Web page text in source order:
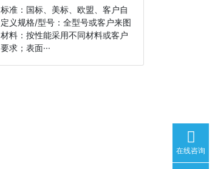
标准：国标、美标、欧盟、客户自
定义规格/型号：全型号或客户来图
材料：按性能采用不同材料或客户
要求；表面···
在线咨询